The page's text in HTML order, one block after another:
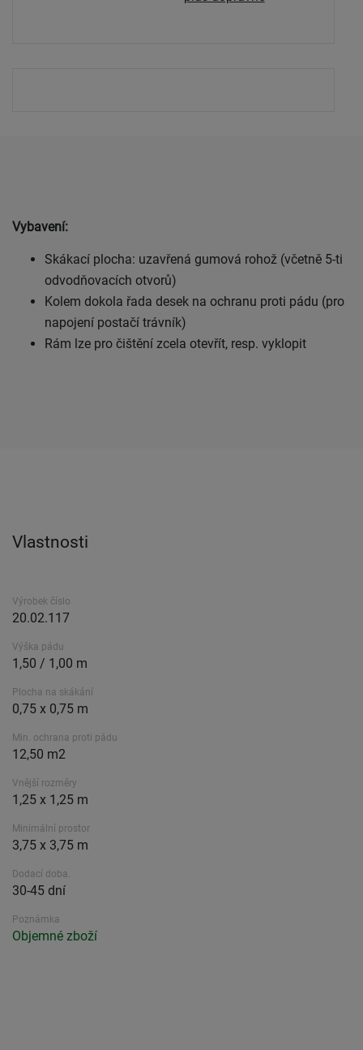
Vybavení:
Skákací plocha: uzavřená gumová rohož (včetně 5-ti
odvodňovacích otvorů)
Kolem dokola řada desek na ochranu proti pádu (pro
napojení postačí trávník)
Rám lze pro čištění zcela otevřít, resp. vyklopit
Vlastnosti
Výrobek číslo
20.02.117
Výška pádu
1,50 / 1,00 m
Plocha na skákání
0,75 x 0,75 m
Min. ochrana proti pádu
12,50 m2
Vnější rozměry
1,25 x 1,25 m
Minimální prostor
3,75 x 3,75 m
Dodací doba.
30-45 dní
Poznámka
Objemné zboží